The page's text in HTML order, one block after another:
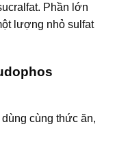
Phần lớn
lượng nhỏ sulfat
cùng thức ăn,